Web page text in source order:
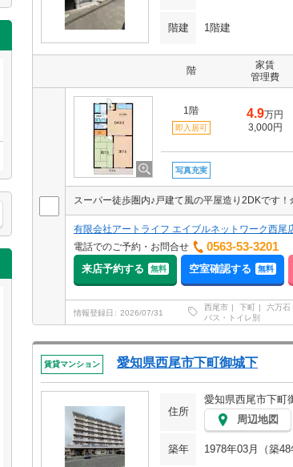
階建 1階建
階
家賃
管理費
1階
即入居可
4.9万円
3,000円
写真充実
スーパー徒歩圏内♪戸建て風の平屋造り2DKです
有限会社アートライフ エイブルネットワーク西尾
電話でのご予約・お問合せ
0563-53-3201
来店予約する 無料 空室確認する 無料
情報登録日 2026/07/31
西尾市 下町 六万石
バス・トイレ別
賃貸マンション 愛知県西尾市下町御城下
住所
愛知県西尾市下町
周辺地図
築年 1978年03月（築48